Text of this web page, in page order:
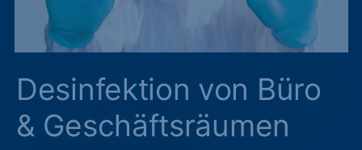
Desinfektion von Büro
& Geschäftsräumen